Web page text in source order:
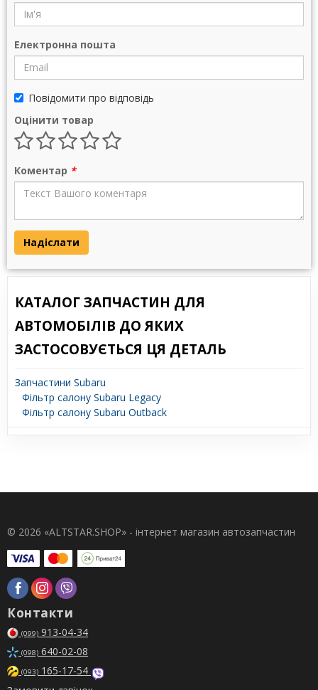
Електронна пошта
Повідомити про відповідь
Оцінити товар
Коментар *
Надіслати
КАТАЛОГ ЗАПЧАСТИН ДЛЯ
АВТОМОБІЛІВ ДО ЯКИХ
ЗАСТОСОВУЄТЬСЯ ЦЯ ДЕТАЛЬ
Запчастини Subaru
Фільтр салону Subaru Legacy
Фільтр салону Subaru Outback
© 2026 «ALTSTAR.SHOP» - інтернет магазин автозапчастин
Контакти
(099) 913-04-34
(098) 640-02-08
(093) 165-17-54